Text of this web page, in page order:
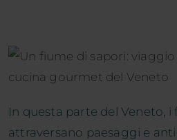
In questa parte del Veneto, i
attraversano paesaggi e